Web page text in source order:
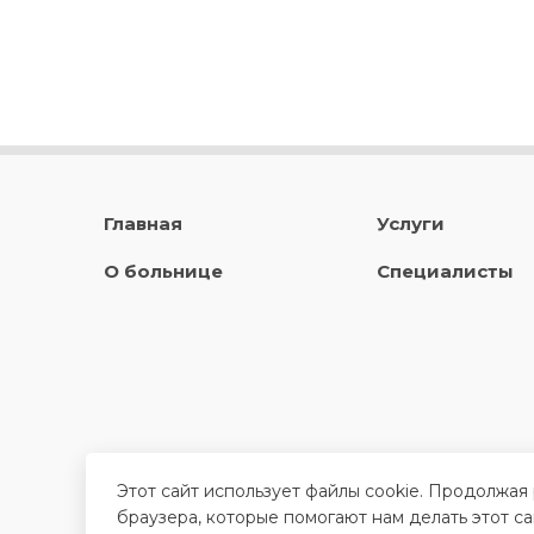
Главная
О больнице
Услуги
Специалисты
Этот сайт использует файлы cookie.
браузера, которые помогают нам делать этот